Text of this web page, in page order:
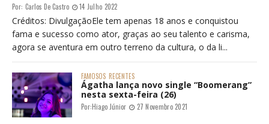
Por: Carlos De Castro 14 Julho 2022
Créditos: DivulgaçãoEle tem apenas 18 anos e conquistou
fama e sucesso como ator, graças ao seu talento e carisma,
agora se aventura em outro terreno da cultura, o da li...
FAMOSOS RECENTES
Ágatha lança novo single “Boomerang”
nesta sexta-feira (26)
Por:Hiago Júnior 27 Novembro 2021